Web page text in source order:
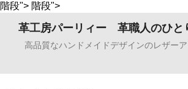
階段"> 階段">
革工房パーリィー 革職人のひと
高品質なハンドメイドデザインのレザー